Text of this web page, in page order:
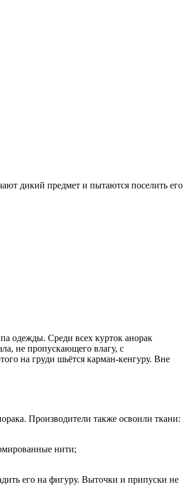
дикий предмет и пытаются поселить его
одежды. Среди всех курток анорак
не пропускающего влагу, с
на груди шьётся карман-кенгуру. Вне
Производители также освоили ткани:
нити;
его на фигуру. Выточки и припуски не